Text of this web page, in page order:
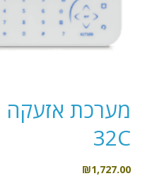
32C
₪1,727.00